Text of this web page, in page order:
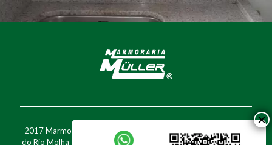
2017 Marmoraria Müller - Rua Walter Marquardt, 1777 - Barra
do Rio Molha - Jaraguá do Sul - SC - Fone: (47) 3370-7716 - Cel: